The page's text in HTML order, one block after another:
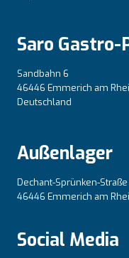
Saro Gastro-
Sandbahn 6
46446 Emmerich am
Deutschland
Außenlager
Dechant-Sprünken-
46446 Emmerich am
Social Media